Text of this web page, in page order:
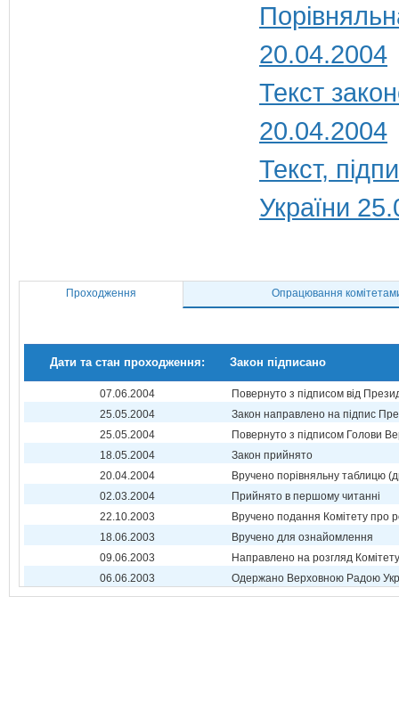
20.04.2004
Текст
20.04.2004
Текст,
України
Проходження Опрацювання
Дати та стан проходження: Закон підписано
07.06.2004
Повернуто з підписом від
25.05.2004
Закон направлено на підпис
25.05.2004
Повернуто з підписом Голови
18.05.2004
Закон прийнято
20.04.2004
Вручено порівняльну таблицю
02.03.2004
Прийнято в першому читанні
22.10.2003
Вручено подання Комітету про
18.06.2003
Вручено для ознайомлення
09.06.2003
Направлено на розгляд Комітету
06.06.2003
Одержано Верховною Радою